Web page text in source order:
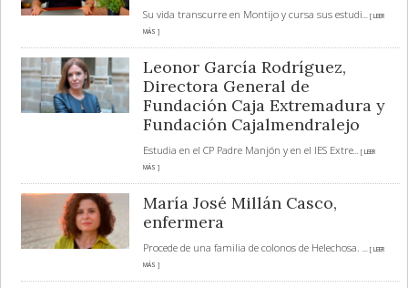
Su vida transcurre en Montijo y cursa sus estudi... [ LEER
MÁS ]
Leonor García Rodríguez,
Directora General de
Fundación Caja Extremadura y
Fundación Cajalmendralejo
Estudia en el CP Padre Manjón y en el IES Extre... [ LEER
MÁS ]
María José Millán Casco,
enfermera
Procede de una familia de colonos de Helechosa.
... [ LEER
MÁS ]